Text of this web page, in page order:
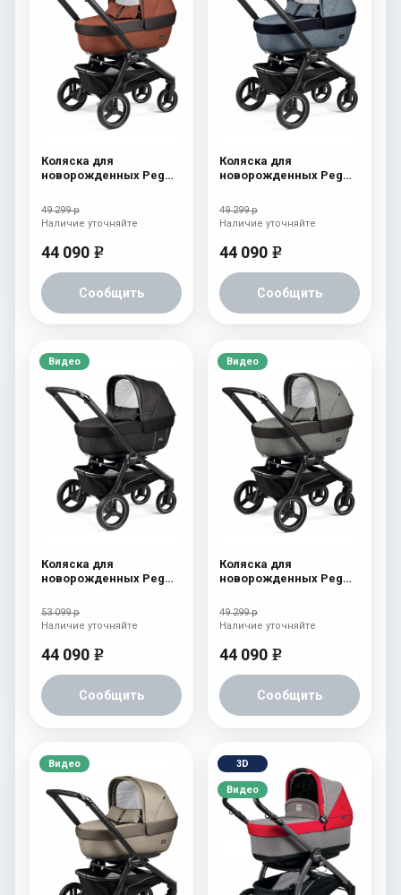
Коляска для
новорожденных Peg
Terracotta
49 299 р
44 090 e
Сообщить
Наличие уточняйте
Коляска для
новорожденных Peg
Horizon
49 299 р
44 090 e
Сообщить
Наличие уточняйте
Видео
Коляска для
новорожденных Peg
53 099 р
44 090 e
Сообщить
Наличие уточняйте
Видео
Коляска для
новорожденных Peg
Atmosphere
49 299 р
44 090 e
Сообщить
Наличие уточняйте
Видео 3D
Видео